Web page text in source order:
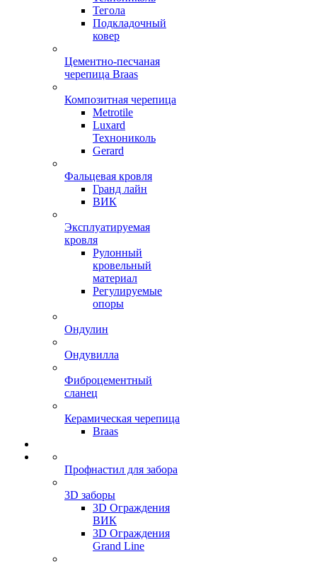
Тегола
Подкладочный
ковер
Цементно-песчаная
черепица Braas
Композитная черепица
Metrotile
Luxard
Технониколь
Gerard
Фальцевая кровля
Гранд лайн
ВИК
Эксплуатируемая
кровля
Рулонный
кровельный
материал
Регулируемые
опоры
Ондулин
Ондувилла
Фиброцементный
сланец
Керамическая черепица
Braas
Профнастил для забора
3D заборы
3D Ограждения
ВИК
3D Ограждения
Grand Line